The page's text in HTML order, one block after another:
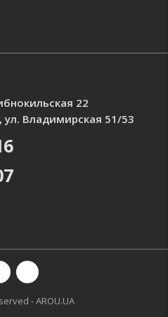
22
Владимирская 51/53
- AROU.UA